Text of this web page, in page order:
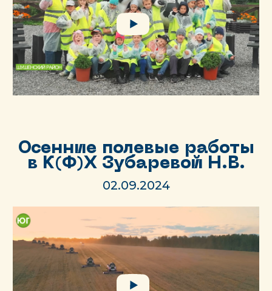
Осенние полевые работы
в К(Ф)Х Зубаревой Н.В.
02.09.2024